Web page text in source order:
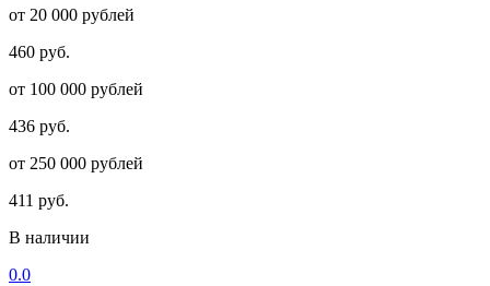
от 20 000 рублей
460 руб.
от 100 000 рублей
436 руб.
от 250 000 рублей
411 руб.
В наличии
0.0